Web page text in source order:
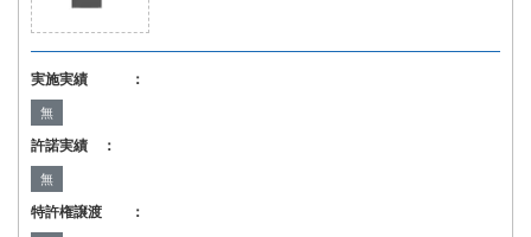
実施実績 ：
無
許諾実績 ：
無
特許権譲渡 ：